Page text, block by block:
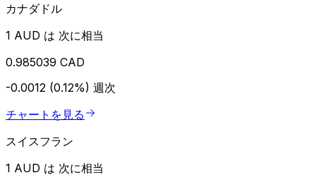
カナダドル
1 AUD は 次に相当
0.985039 CAD
-0.0012 (0.12%) 週次
チャートを見る
スイスフラン
1 AUD は 次に相当